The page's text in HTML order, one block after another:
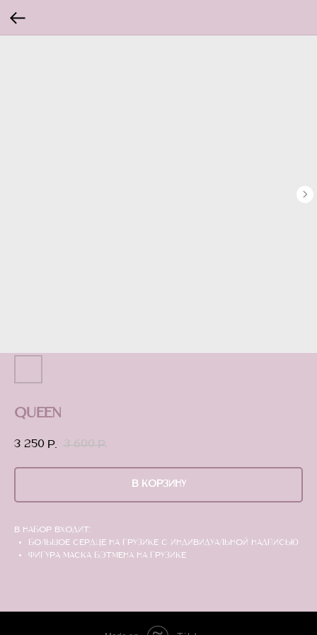
Queen
3 250 р. 3 600 р.
В КОРЗИНУ
В набор входит:
Большое сердце на грузике с индивидуальной надписью
Фигура маска бэтмена на грузике